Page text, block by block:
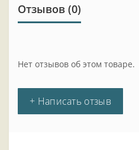
Отзывов (0)
Нет отзывов об этом товаре.
+ Написать отзыв